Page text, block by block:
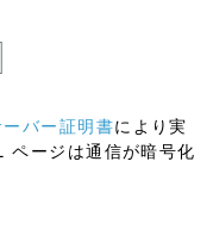
バー証明書により実
ページは通信が暗号化